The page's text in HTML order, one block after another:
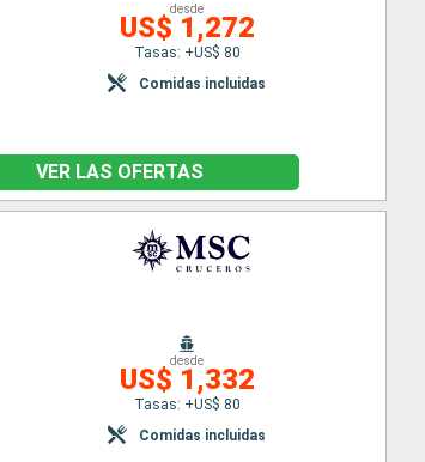
desde
US$ 1,272
Tasas: +US$ 80
Comidas incluidas
VER LAS OFERTAS
desde
US$ 1,332
Tasas: +US$ 80
Comidas incluidas